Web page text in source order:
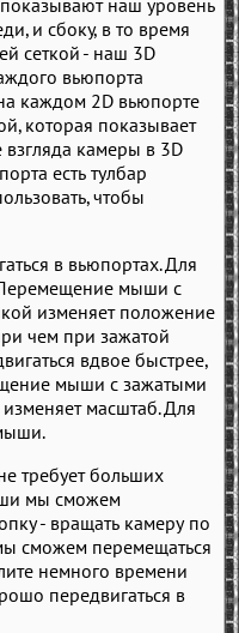
наш уровень
и сбоку, в то время
сеткой - наш 3D
вьюпорта
каждом 2D вьюпорте
которая показывает
камеры в 3D
есть тулбар
чтобы
в вьюпортах. Для
Перемещение мыши с
изменяет положение
чем при зажатой
вдвое быстрее,
мыши с зажатыми
масштаб. Для
требует больших
мы сможем
- вращать камеру по
сможем перемещаться
немного времени
передвигаться в